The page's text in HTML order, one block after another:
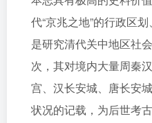
代“京兆之地”的行政区
是研究清代关中地区社
次，其对境内大量周秦
宫、汉长安城、唐长安
状况的记载，为后世考